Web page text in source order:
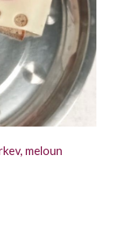
meloun